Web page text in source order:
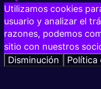
Utilizamos cookies
usuario y analizar el
razones, podemos
sitio con nuestros
Disminución
Política